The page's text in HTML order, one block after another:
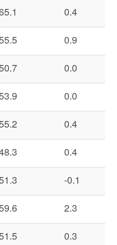
0.4
0.9
0.0
0.0
0.4
0.4
-0.1
2.3
0.3